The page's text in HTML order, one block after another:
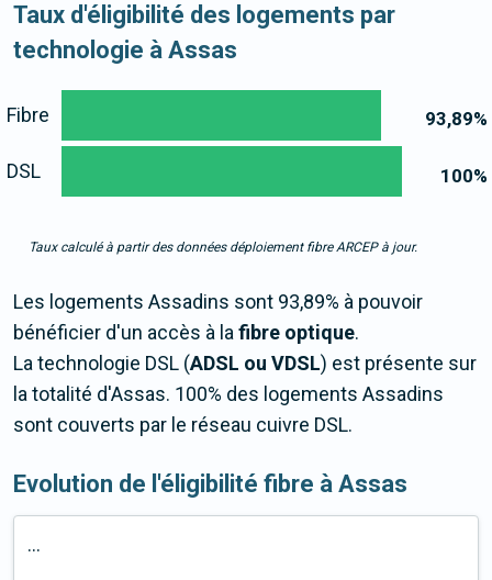
Taux d'éligibilité des logements par
technologie à Assas
93,89%
100%
Fibre
DSL
Taux calculé à partir des données déploiement fibre ARCEP à jour.
Les logements Assadins sont 93,89% à pouvoir
bénéficier d'un accès à lafibre optique.
La technologie DSL (ADSL ou VDSL) est présente sur
la totalité d'Assas. 100% des logements Assadins
sont couverts par le réseau cuivre DSL.
Evolution de l'éligibilité fibre à Assas
...